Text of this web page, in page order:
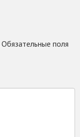
Обязательные поля